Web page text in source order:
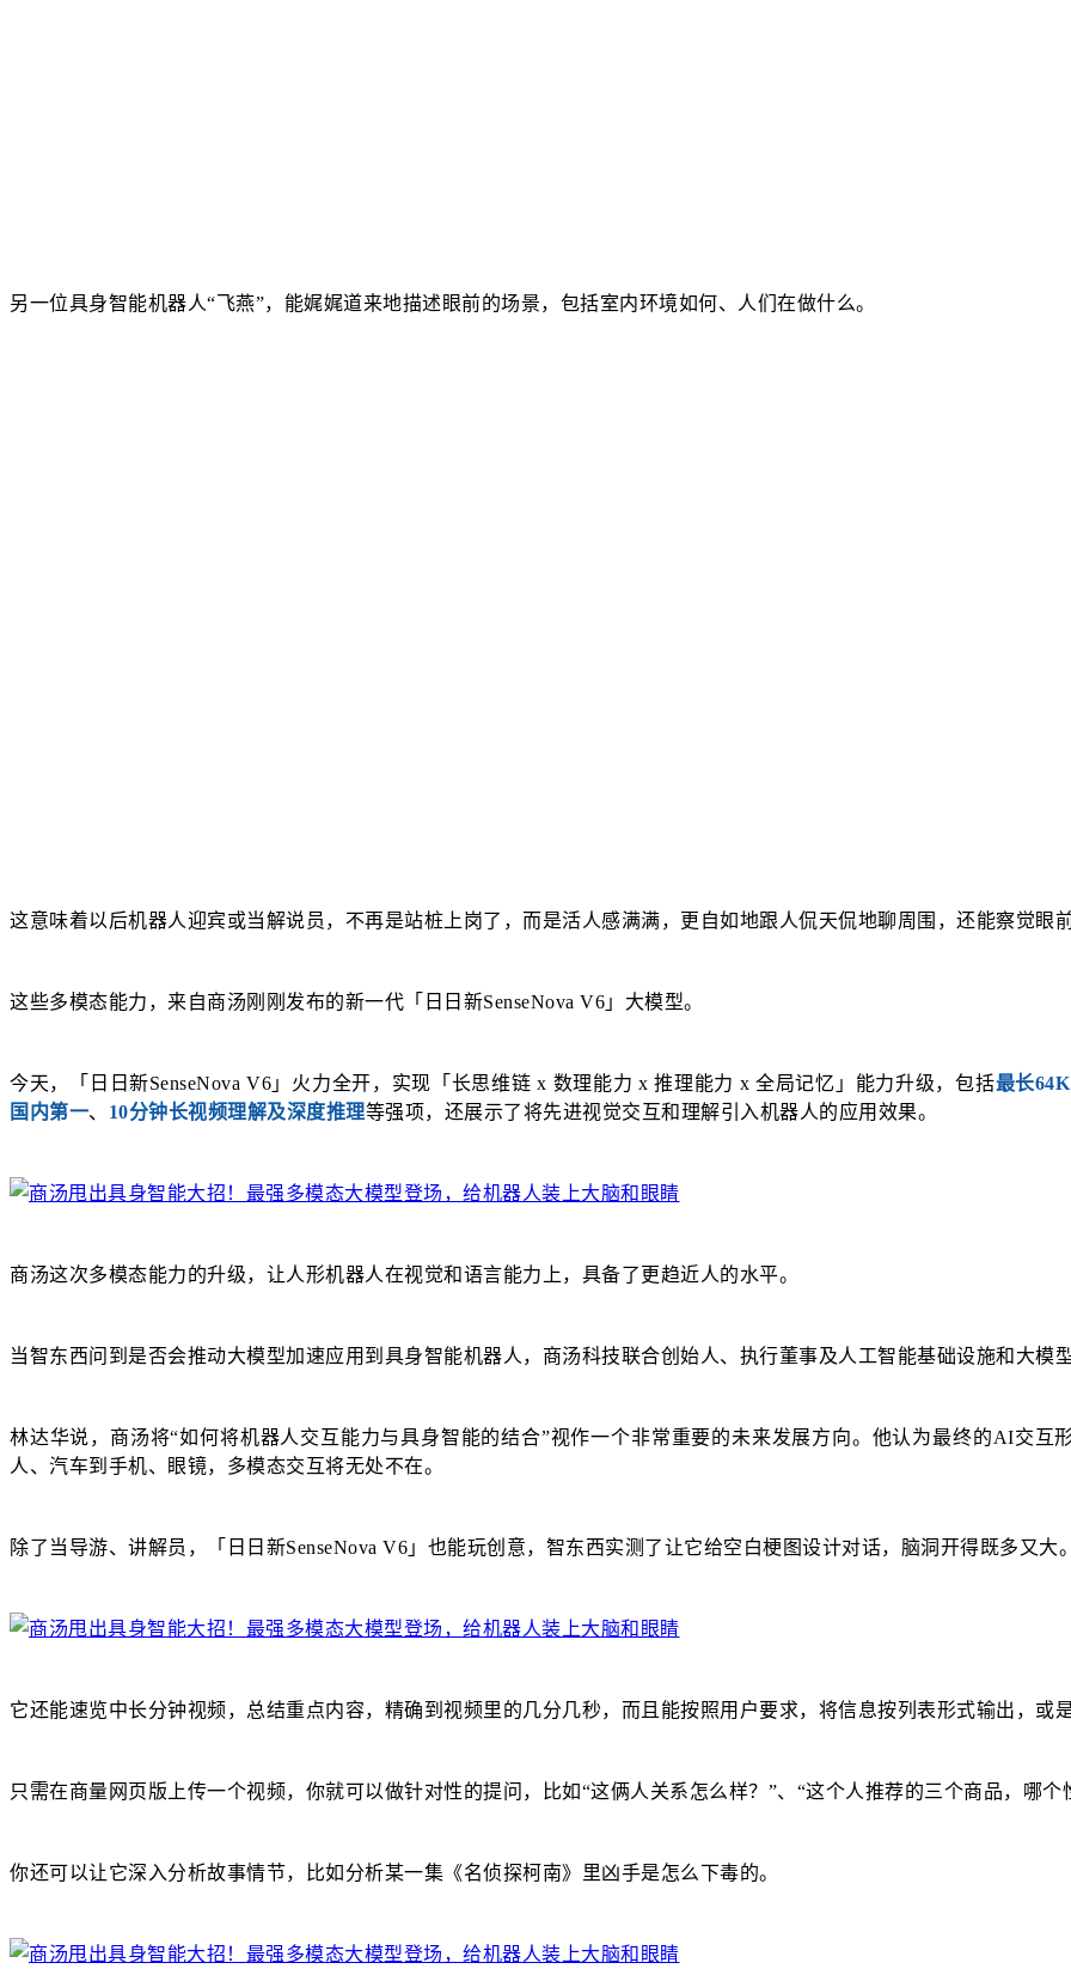
另一位具身智能机器人“飞燕”，能娓娓道来地描述眼前的场景，包括室内环境如何、人们在做什么。
这意味着以后机器人迎宾或当解说员，不再是站桩上岗了，而是活人感满满，更自如地跟人侃天侃地聊周围，还能察觉眼
这些多模态能力，来自商汤刚刚发布的新一代「日日新SenseNova V6」大模型。
今天，「日日新SenseNova V6」火力全开，实现「长思维链 x 数理能力 x 推理能力 x 全局记忆」能力升级，包括最长
国内第一、 10分钟长视频理解及深度推理等强项，还展示了将先进视觉交互和理解引入机器人的应用效果。
商汤这次多模态能力的升级，让人形机器人在视觉和语言能力上，具备了更趋近人的水平。
当智东西问到是否会推动大模型加速应用到具身智能机器人，商汤科技联合创始人、执行董事及人工智能基础设施和大模
林达华说，商汤将“如何将机器人交互能力与具身智能的结合”视作一个非常重要的未来发展方向。他认为最终的AI交
人、汽车到手机、眼镜，多模态交互将无处不在。
除了当导游、讲解员，「日日新SenseNova V6」也能玩创意，智东西实测了让它给空白梗图设计对话，脑洞开得既多又大
它还能速览中长分钟视频，总结重点内容，精确到视频里的几分几秒，而且能按照用户要求，将信息按列表形式输出，或
只需在商量网页版上传一个视频，你就可以做针对性的提问，比如“这俩人关系怎么样？”、“这个人推荐的三个商品，哪个
你还可以让它深入分析故事情节，比如分析某一集《名侦探柯南》里凶手是怎么下毒的。